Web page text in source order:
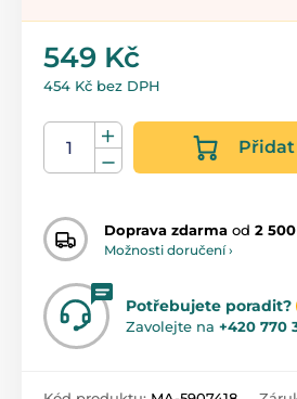
549 Kč
454 Kč bez DPH
Přidat
Doprava zdarma od 2
Možnosti doručení ›
Potřebujete poradit?
Zavolejte na +420 770